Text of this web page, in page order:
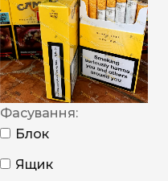
Фасування:
Блок
Ящик